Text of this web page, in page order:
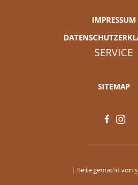
IMPRESSUM
SERVICE
SITEMAP
| Seite gemacht von